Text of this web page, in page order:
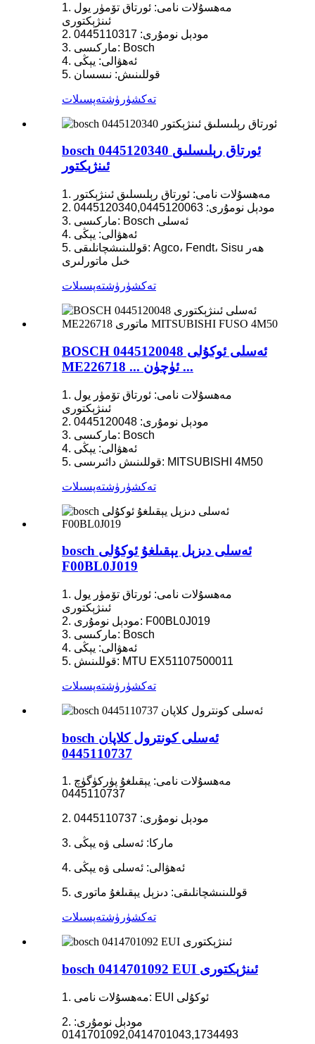
1. مەھسۇلات نامى: ئورتاق تۆمۈر يول
ئىنژېكتورى
2. مودېل نومۇرى: 0445110317
3. ماركىسى: Bosch
4. ئەھۋالى: يېڭى
5. قوللىنىش: نىسسان
تەكشۈرۈشتەپسىلات
bosch 0445120340 ئورتاق رېلىسلىق
ئىنژېكتور
1. مەھسۇلات نامى: ئورتاق رېلىسلىق ئىنژېكتور
2. مودېل نومۇرى: 0445120340,0445120063
3. ماركىسى: Bosch ئەسلى
4. ئەھۋالى: يېڭى
5. قوللىنىشچانلىقى: Agco، Fendt، Sisu ھەر
خىل ماتورلىرى
تەكشۈرۈشتەپسىلات
BOSCH ئەسلى ئوكۇلى 0445120048
ME226718 ... ئۈچۈن ...
1. مەھسۇلات نامى: ئورتاق تۆمۈر يول
ئىنژېكتورى
2. مودېل نومۇرى: 0445120048
3. ماركىسى: Bosch
4. ئەھۋالى: يېڭى
5. قوللىنىش دائىرىسى: MITSUBISHI 4M50
تەكشۈرۈشتەپسىلات
bosch ئەسلى دىزېل يېقىلغۇ ئوكۇلى
F00BL0J019
1. مەھسۇلات نامى: ئورتاق تۆمۈر يول
ئىنژېكتورى
2. مودېل نومۇرى: F00BL0J019
3. ماركىسى: Bosch
4. ئەھۋالى: يېڭى
5. قوللىنىش: MTU EX51107500011
تەكشۈرۈشتەپسىلات
bosch ئەسلى كونترول كلاپان
0445110737
1. مەھسۇلات نامى: يېقىلغۇ پۈركۈگۈچ
0445110737
2. مودېل نومۇرى: 0445110737
3. ماركا: ئەسلى ۋە يېڭى
4. ئەھۋالى: ئەسلى ۋە يېڭى
5. قوللىنىشچانلىقى: دىزېل يېقىلغۇ ماتورى
تەكشۈرۈشتەپسىلات
bosch 0414701092 EUI ئىنژېكتورى
1. مەھسۇلات نامى: EUI ئوكۇلى
2. مودېل نومۇرى:
0141701092,0414701043,1734493